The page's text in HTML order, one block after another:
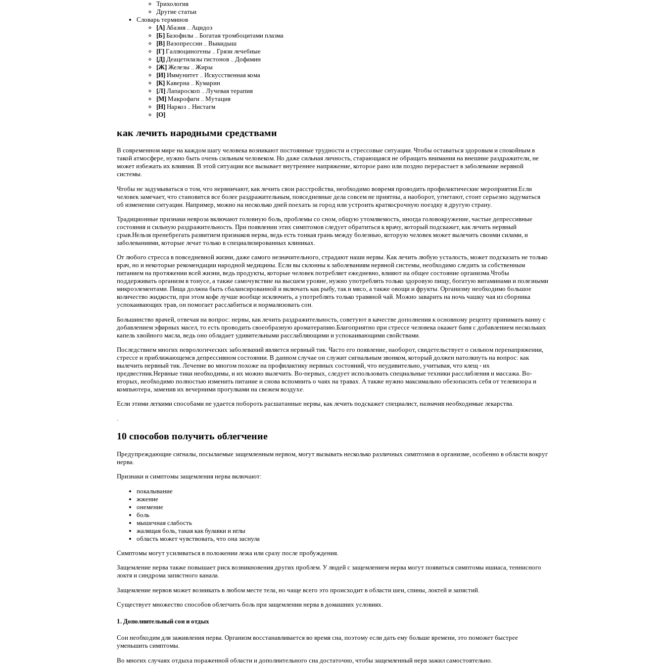
Трихология
Другие статьи
Словарь терминов
[А] Абазия .. Ацидоз
[Б] Базофилы .. Богатая тромбоцитами плазма
[В] Вазопрессин .. Выкидыш
[Г] Галлюциногены .. Грязи лечебные
[Д] Деацетилазы гистонов .. Дофамин
[Ж] Железы .. Жиры
[И] Иммунитет .. Искусственная кома
[К] Каверна .. Кумарин
[Л] Лапароскоп .. Лучевая терапия
[М] Макрофаги .. Мутация
[Н] Наркоз .. Нистагм
[О]
как лечить народными средствами
В современном мире на каждом шагу человека возникают постоянные трудности и стрессовые ситуации. Чтобы оставаться здоровым и спокойным в
такой атмосфере, нужно быть очень сильным человеком. Но даже сильная личность, старающаяся не обращать внимания на внешние раздражители, не
может избежать их влияния. В этой ситуации все вызывает внутреннее напряжение, которое рано или поздно перерастает в заболевание нервной
системы.
Чтобы не задумываться о том, что нервничают, как лечить свои расстройства, необходимо вовремя проводить профилактические мероприятия.Если
человек замечает, что становится все более раздражительным, повседневные дела совсем не приятны, а наоборот, угнетают, стоит серьезно задуматься
об изменении ситуации. Например, можно на несколько дней поехать за город или устроить краткосрочную поездку в другую страну.
Традиционные признаки невроза включают головную боль, проблемы со сном, общую утомляемость, иногда головокружение, частые депрессивные
состояния и сильную раздражительность. При появлении этих симптомов следует обратиться к врачу, который подскажет, как лечить нервный
срыв.Нельзя пренебрегать развитием признаков нерва, ведь есть тонкая грань между болезнью, которую человек может вылечить своими силами, и
заболеваниями, которые лечат только в специализированных клиниках.
От любого стресса в повседневной жизни, даже самого незначительного, страдают наши нервы. Как лечить любую усталость, может подсказать не только
врач, но и некоторые рекомендации народной медицины. Если вы склонны к заболеваниям нервной системы, необходимо следить за собственным
питанием на протяжении всей жизни, ведь продукты, которые человек потребляет ежедневно, влияют на общее состояние организма.Чтобы
поддерживать организм в тонусе, а также самочувствие на высшем уровне, нужно употреблять только здоровую пищу, богатую витаминами и полезными
микроэлементами. Пища должна быть сбалансированной и включать как рыбу, так и мясо, а также овощи и фрукты. Организму необходимо большое
количество жидкости, при этом кофе лучше вообще исключить, а употреблять только травяной чай. Можно заварить на ночь чашку чая из сборника
успокаивающих трав, он помогает расслабиться и нормализовать сон.
Большинство врачей, отвечая на вопрос: нервы, как лечить раздражительность, советуют в качестве дополнения к основному рецепту принимать ванну с
добавлением эфирных масел, то есть проводить своеобразную ароматерапию.Благоприятно при стрессе человека окажет баня с добавлением нескольких
капель хвойного масла, ведь оно обладает удивительными расслабляющими и успокаивающими свойствами.
Последствием многих неврологических заболеваний является нервный тик. Часто его появление, наоборот, свидетельствует о сильном перенапряжении,
стрессе и приближающемся депрессивном состоянии. В данном случае он служит сигнальным звонком, который должен натолкнуть на вопрос: как
вылечить нервный тик. Лечение во многом похоже на профилактику нервных состояний, что неудивительно, учитывая, что клещ - их
предвестник.Нервные тики необходимы, и их можно вылечить. Во-первых, следует использовать специальные техники расслабления и массажа. Во-
вторых, необходимо полностью изменить питание и снова вспомнить о чаях на травах. А также нужно максимально обезопасить себя от телевизора и
компьютера, заменив их вечерними прогулками на свежем воздухе.
Если этими легкими способами не удается побороть расшатанные нервы, как лечить подскажет специалист, назначив необходимые лекарства.
10 способов получить облегчение
Предупреждающие сигналы, посылаемые защемленным нервом, могут вызывать несколько различных симптомов в организме, особенно в области вокруг
нерва.
Признаки и симптомы защемления нерва включают:
покалывание
жжение
онемение
боль
мышечная слабость
жалящая боль, такая как булавки и иглы
область может чувствовать, что она заснула
Симптомы могут усиливаться в положении лежа или сразу после пробуждения.
Защемление нерва также повышает риск возникновения других проблем. У людей с защемлением нерва могут появиться симптомы ишиаса, теннисного
локтя и синдрома запястного канала.
Защемление нервов может возникать в любом месте тела, но чаще всего это происходит в области шеи, спины, локтей и запястий.
Существует множество способов облегчить боль при защемлении нерва в домашних условиях.
1. Дополнительный сон и отдых
Сон необходим для заживления нерва. Организм восстанавливается во время сна, поэтому если дать ему больше времени, это поможет быстрее
уменьшить симптомы.
Во многих случаях отдыха пораженной области и дополнительного сна достаточно, чтобы защемленный нерв зажил самостоятельно.